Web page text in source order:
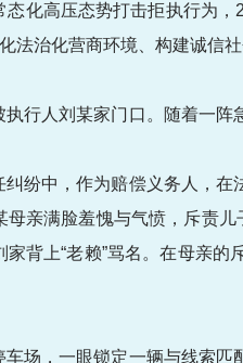
化高压态势打击拒执行为
法治化营商环境、构建诚信社
行人刘某家门口。随着一
纷中，作为赔偿义务人，
亲满脸羞愧与气愤，斥责
背上“老赖”骂名。在母亲
场，一眼锁定一辆与线索